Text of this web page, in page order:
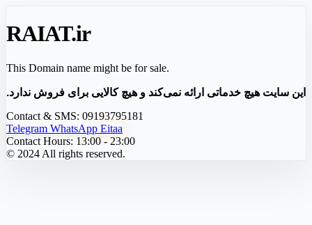
RAIAT.ir
This Domain name might be for sale.
این سایت هیچ خدماتی ارائه نمی‌کند و هیچ کالایی برای فروش ندارد.
Contact & SMS: 09193795181
Telegram WhatsApp Eitaa
Contact Hours: 13:00 - 23:00
© 2024 All rights reserved.